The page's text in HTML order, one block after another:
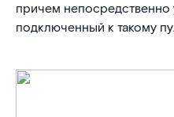
причем непосредственно
подключенный к такому